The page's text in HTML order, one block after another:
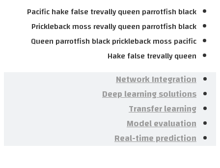
Pacific hake false trevally queen
Prickleback moss revally queen
Queen parrotfish black
Hake false
Deep
Real-